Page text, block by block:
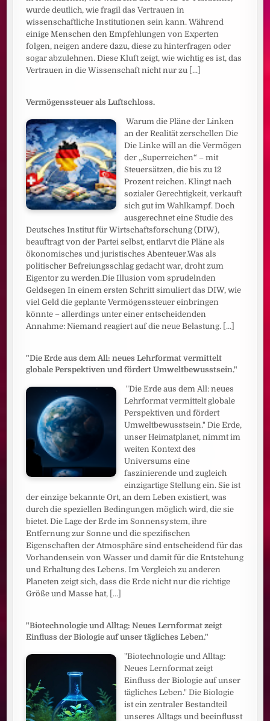
wurde deutlich, wie fragil das Vertrauen in
wissenschaftliche Institutionen sein kann. Während
einige Menschen den Empfehlungen von Experten
folgen, neigen andere dazu, diese zu hinterfragen oder
sogar abzulehnen. Diese Kluft zeigt, wie wichtig es ist, das
Vertrauen in die Wissenschaft nicht nur zu [...]
Vermögenssteuer als Luftschloss.
Warum die Pläne der Linken
an der Realität zerschellen Die
Die Linke will an die Vermögen
der „Superreichen“ – mit
Steuersätzen, die bis zu 12
Prozent reichen. Klingt nach
sozialer Gerechtigkeit, verkauft
sich gut im Wahlkampf. Doch
ausgerechnet eine Studie des
Deutsches Institut für Wirtschaftsforschung (DIW),
beauftragt von der Partei selbst, entlarvt die Pläne als
ökonomisches und juristisches Abenteuer.Was als
politischer Befreiungsschlag gedacht war, droht zum
Eigentor zu werden.Die Illusion vom sprudelnden
Geldsegen In einem ersten Schritt simuliert das DIW, wie
viel Geld die geplante Vermögenssteuer einbringen
könnte – allerdings unter einer entscheidenden
Annahme: Niemand reagiert auf die neue Belastung. [...]
"Die Erde aus dem All: neues Lehrformat vermittelt
globale Perspektiven und fördert Umweltbewusstsein."
"Die Erde aus dem All: neues
Lehrformat vermittelt globale
Perspektiven und fördert
Umweltbewusstsein." Die Erde,
unser Heimatplanet, nimmt im
weiten Kontext des
Universums eine
faszinierende und zugleich
einzigartige Stellung ein. Sie ist
der einzige bekannte Ort, an dem Leben existiert, was
durch die speziellen Bedingungen möglich wird, die sie
bietet. Die Lage der Erde im Sonnensystem, ihre
Entfernung zur Sonne und die spezifischen
Eigenschaften der Atmosphäre sind entscheidend für das
Vorhandensein von Wasser und damit für die Entstehung
und Erhaltung des Lebens. Im Vergleich zu anderen
Planeten zeigt sich, dass die Erde nicht nur die richtige
Größe und Masse hat, [...]
"Biotechnologie und Alltag: Neues Lernformat zeigt
Einfluss der Biologie auf unser tägliches Leben."
"Biotechnologie und Alltag:
Neues Lernformat zeigt
Einfluss der Biologie auf unser
tägliches Leben." Die Biologie
ist ein zentraler Bestandteil
unseres Alltags und beeinflusst